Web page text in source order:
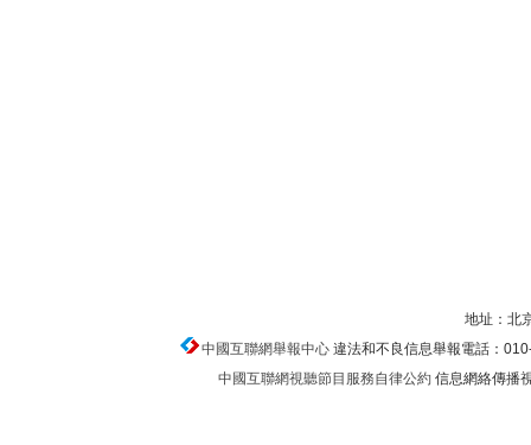
地址：北
中國互聯網舉報中心違法和不良信息舉報電話：
中國互聯網視聽節目服務自律公約信息網絡傳播